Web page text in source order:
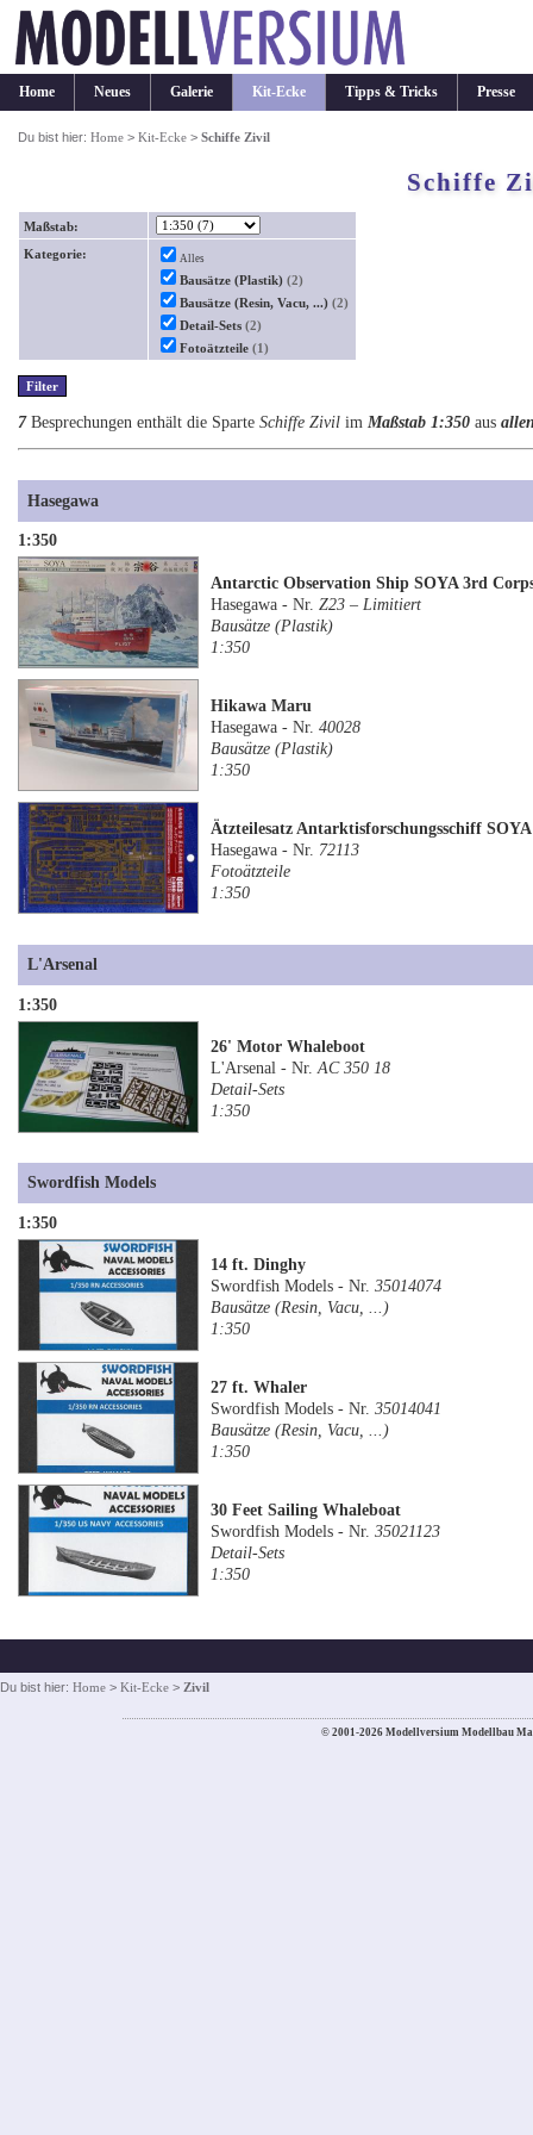
Home Neues Galerie Kit-Ecke Tipps & Tricks Presse
Du bist hier:Home >Kit-Ecke >Schiffe Zivil
Schiffe
Maßstab:
Kategorie:
Alles
Bausätze (Plastik)(2)
Bausätze (Resin, Vacu, ...)(2)
Detail-Sets(2)
Fotoätzteile(1)
7Besprechungen enthält die SparteSchiffe Zivil im Maßstab 1:350 aus
Hasegawa
1:350
Antarctic Observation Ship SOYA 3rd
Hasegawa - Nr.Z23 – Limitiert
Bausätze (Plastik)
1:350
Hikawa Maru
Hasegawa - Nr.40028
Bausätze (Plastik)
1:350
Ätzteilesatz Antarktisforschungsschiff SOYA
Hasegawa - Nr. 72113
Fotoätzteile
1:350
L'Arsenal
1:350
26' Motor Whaleboot
L'Arsenal - Nr.AC 350 18
Detail-Sets
1:350
Swordfish Models
1:350
14 ft. Dinghy
Swordfish Models - Nr.35014074
Bausätze (Resin, Vacu, ...)
1:350
27 ft. Whaler
Swordfish Models - Nr.35014041
Bausätze (Resin, Vacu, ...)
1:350
30 Feet Sailing Whaleboat
Swordfish Models - Nr.35021123
Detail-Sets
1:350
Du bist hier: Home > Kit-Ecke > Zivil
© 2001-2026 Modellversium Modellbau